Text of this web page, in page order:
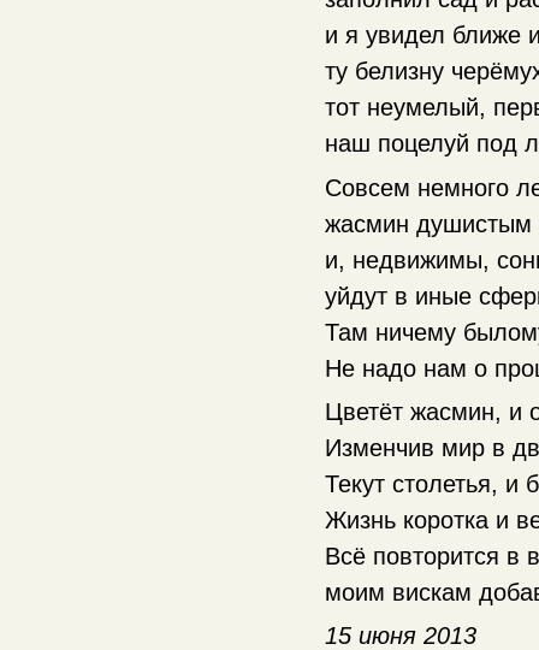
и я увидел ближе
ту белизну
тот неумелый,
наш поцелуй под
Совсем немного
жасмин душистым
и, недвижимы,
уйдут в иные
Там ничему
Не надо нам о
Цветёт жасмин, и
Изменчив мир в
Текут столетья, и
Жизнь коротка и
Всё повторится в
моим вискам
15 июня 2013